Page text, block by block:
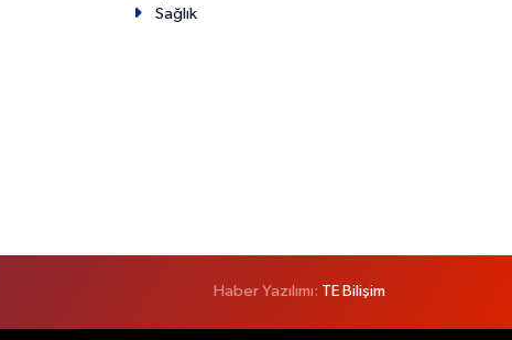
Sağlık
Haber Yazılımı: TE Bilişim